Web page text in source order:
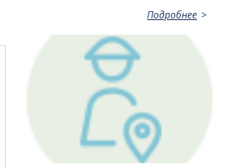
Подробнее